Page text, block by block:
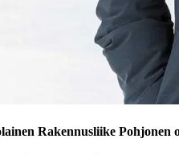
Rakennusliike Pohjonen